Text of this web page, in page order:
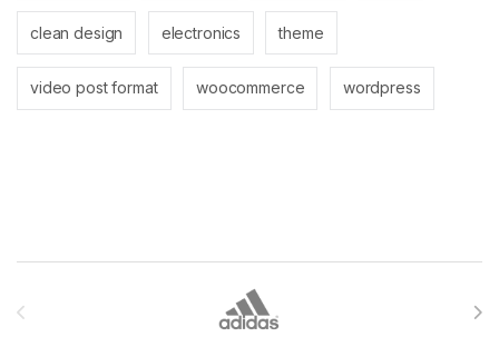
clean design electronics theme
video post format woocommerce wordpress